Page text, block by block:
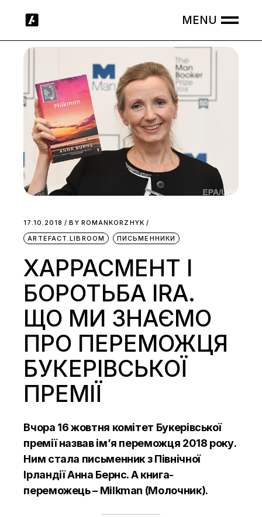
17.10.2018 BY ROMANKORZHYK
ARTEFACT.LIBROOM
ПИСЬМЕННИКИ
ХАРРАСМЕНТ І
БОРОТЬБА IRA.
ЩО МИ ЗНАЄМО
ПРО ПЕРЕМОЖЦЯ
БУКЕРІВСЬКОЇ
ПРЕМІЇ
Вчора 16 жовтня комітет Букерівської
премії назвав ім’я переможця 2018 року.
Ним стала письменник з Північної
Ірландії Анна Бернс. А книга-
переможець – Milkman (Молочник).